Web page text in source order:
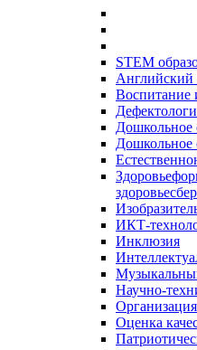
STEM
Английский
Воспитание
Дошкольное
ИКТ-
Инклюзия
Научно-
Оценка